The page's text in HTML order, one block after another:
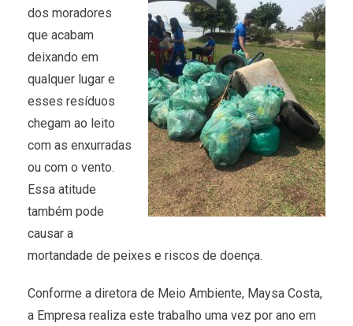
dos moradores
que acabam
deixando em
qualquer lugar e
esses resíduos
chegam ao leito
com as enxurradas
ou com o vento.
Essa atitude
também pode
causar a
mortandade de peixes e riscos de doença.
Conforme a diretora de Meio Ambiente, Maysa Costa,
a Empresa realiza este trabalho uma vez por ano em